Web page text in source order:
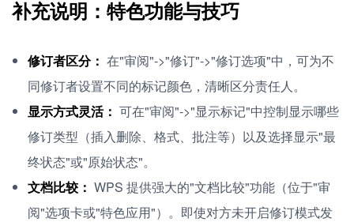
补充说明：特色功能与技巧
修订者区分： 在"审阅"->"修订"->"修订选项"中，可为不
同修订者设置不同的标记颜色，清晰区分责任人。
显示方式灵活： 可在"审阅"->"显示标记"中控制显示哪些
修订类型（插入删除、格式、批注等）以及选择显示"最
终状态"或"原始状态"。
文档比较： WPS 提供强大的"文档比较"功能（位于"审
阅"选项卡或"特色应用"）。即使对方未开启修订模式发